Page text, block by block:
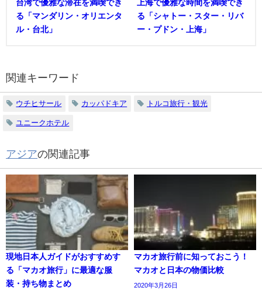
台湾で優雅な滞在を満喫でき
る「マンダリン・オリエンタ
ル・台北」
上海で優雅な時間を満喫でき
る「シャトー・スター・リバ
ー・プドン・上海」
関連キーワード
ウチヒサール カッパドキア トルコ旅行・観光
ユニークホテル
アジアの関連記事
現地日本人ガイドがおすすめす
る「マカオ旅行」に最適な服
装・持ち物まとめ
マカオ旅行前に知っておこう！
マカオと日本の物価比較
2020年3月26日